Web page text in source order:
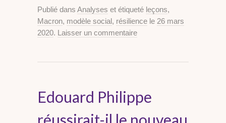
Publié dans Analyses et étiqueté leçons,
Macron, modèle social, résilience le 26 mars
2020. Laisser un commentaire
Edouard Philippe